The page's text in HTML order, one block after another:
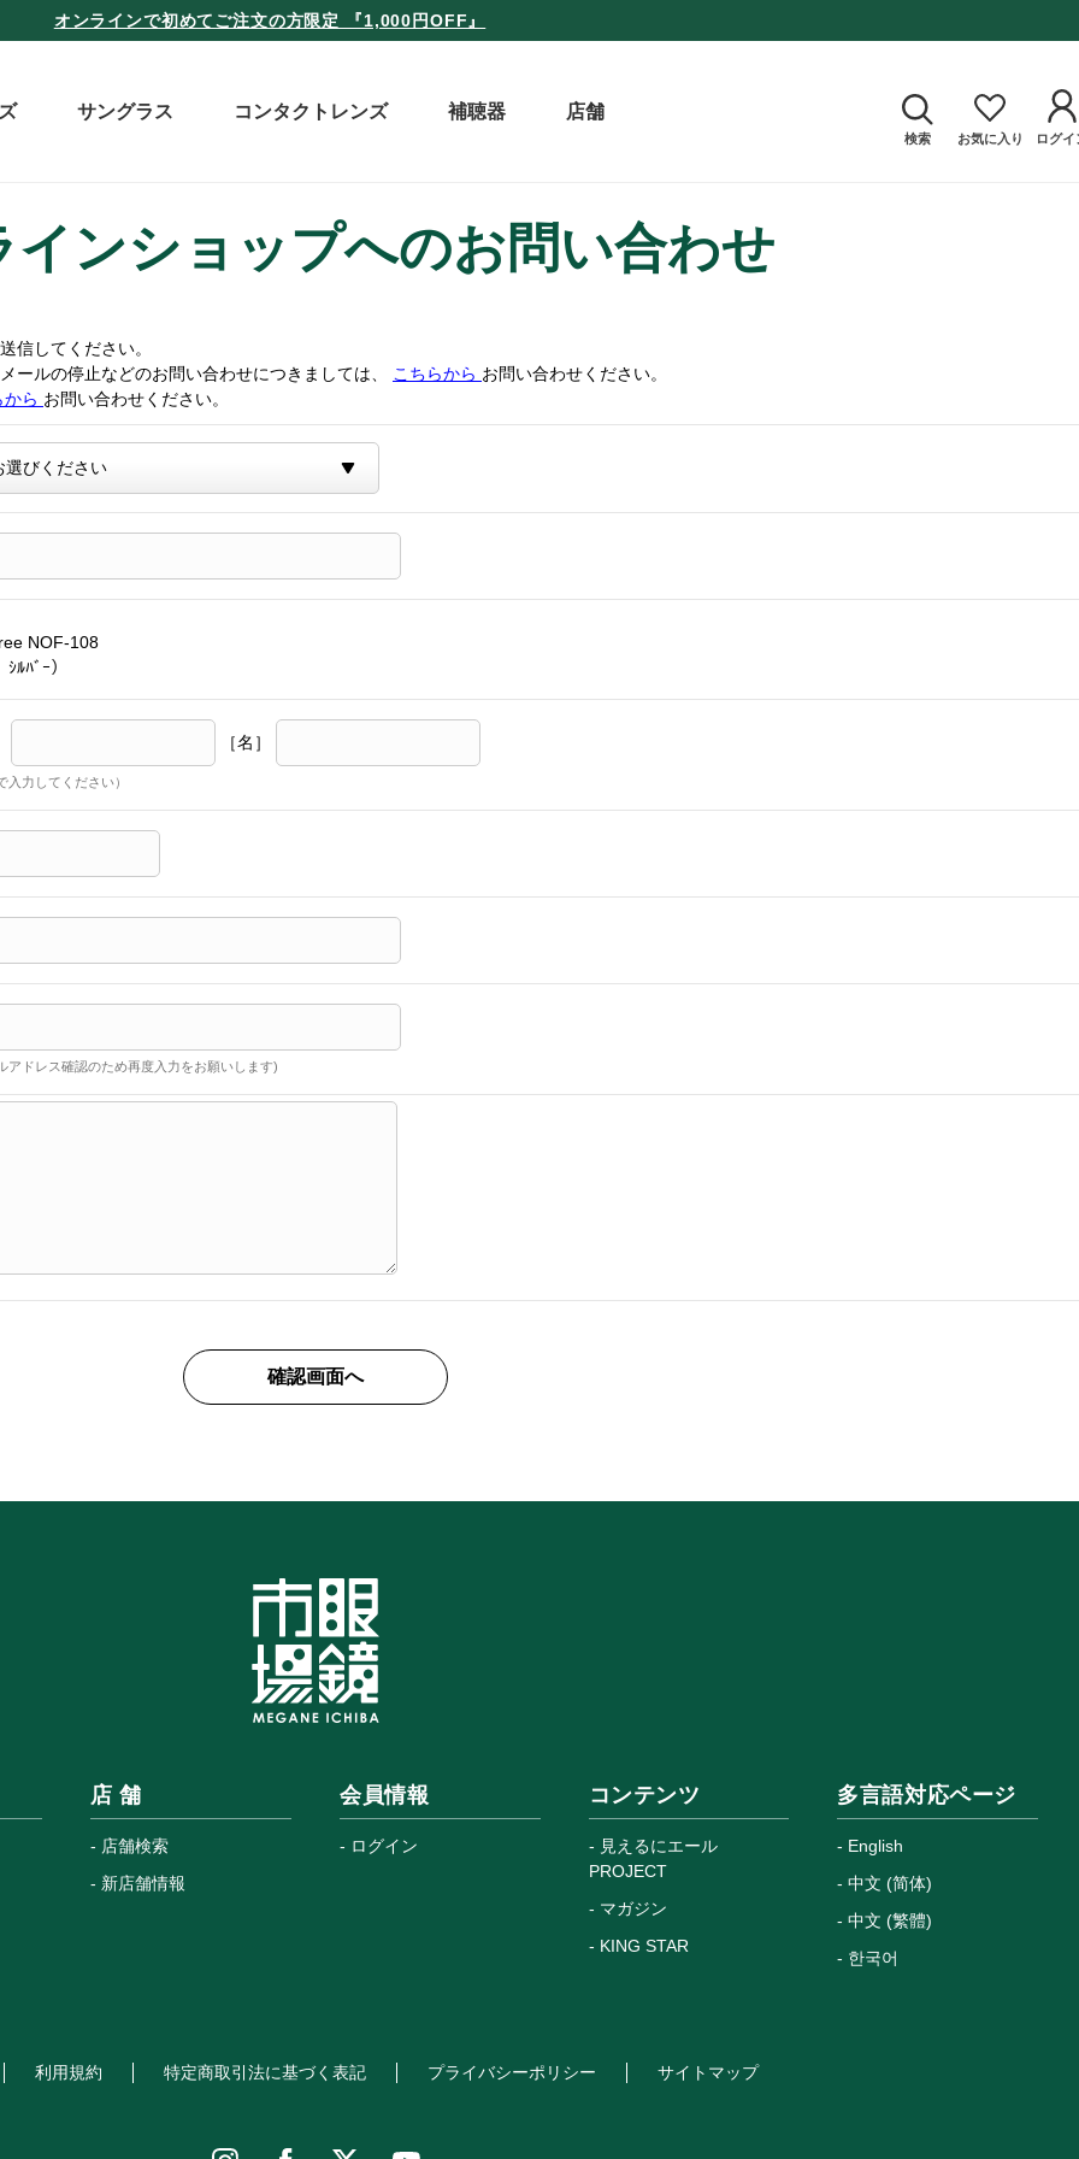
オンラインで初めてご注文の方限定 『1,000円OFF』
サングラス コンタクトレンズ 補聴器 店舗
検索 お気に入り ログイ
インショップへのお問い合わせ
信してください。
ルの停止などのお問い合わせにつきましては、
こちらから お問い合わせください。
ら お問い合わせください。
NOF-108
ﾙﾊﾞｰ）
［名］
入力してください）
アドレス確認のため再度入力をお願いします)
店 舗
店舗検索
新店舗情報
会員情報
ログイン
コンテンツ
見えるにエール
PROJECT
マガジン
KING STAR
多言語対応ページ
English
中文 (简体)
中文 (繁體)
한국어
利用規約 特定商取引法に基づく表記 プライバシーポリシー サイトマップ